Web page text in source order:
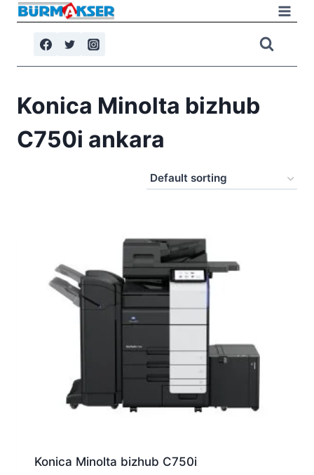
Skip
content
Konica Minolta bizhub
C750i ankara
Konica Minolta bizhub C750i